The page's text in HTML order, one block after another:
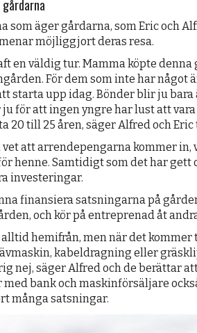
som äger gårdarna, som Eric och
möjliggjort deras resa.
en väldig tur. Mamma köpte denna
För dem som inte har något
starta upp idag. Bönder blir ju bara
ju för att ingen yngre har lust att
20 till 25 åren, säger Alfred och
vet att arrendepengarna kommer in,
henne. Samtidigt som det har gett
investeringar.
finansiera satsningarna på
och kör på entreprenad åt
alltid hemifrån, men när det
kabeldragning eller
nej, säger Alfred och de berättar
bank och maskinförsäljare
många satsningar.